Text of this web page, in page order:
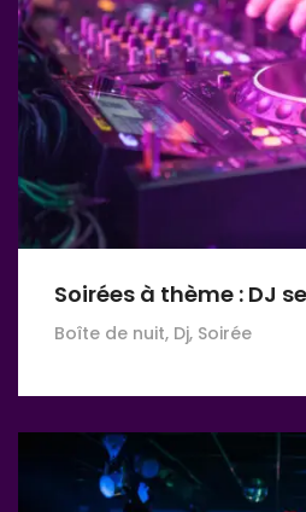
Soirées à thème : DJ
Boîte de nuit, Dj, Soirée